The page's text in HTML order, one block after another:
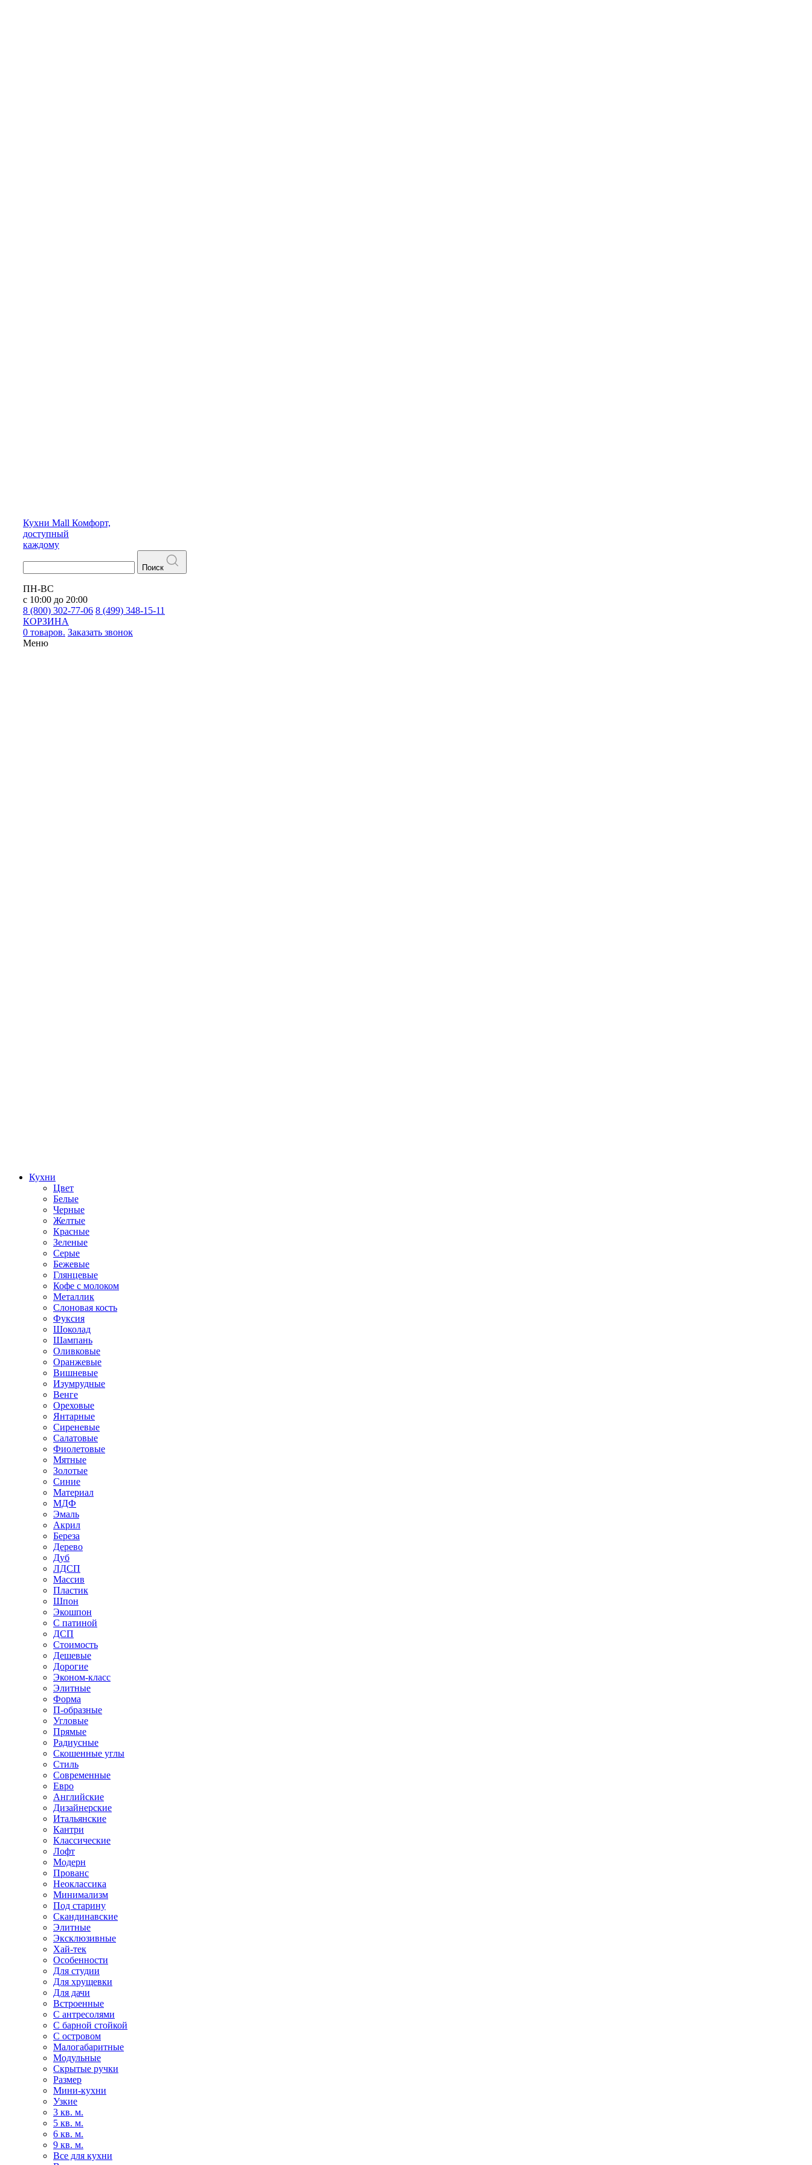
Кухни Mall Комфорт,
доступный
каждому
Поиск
ПН-ВС
с 10:00 до 20:00
8 (800) 302-77-06 8 (499) 348-15-11
КОРЗИНА
0 товаров. Заказать звонок
Меню
Кухни
Цвет
Белые
Черные
Желтые
Красные
Зеленые
Серые
Бежевые
Глянцевые
Кофе с молоком
Металлик
Слоновая кость
Фуксия
Шоколад
Шампань
Оливковые
Оранжевые
Вишневые
Изумрудные
Венге
Ореховые
Янтарные
Сиреневые
Салатовые
Фиолетовые
Мятные
Золотые
Синие
Материал
МДФ
Эмаль
Акрил
Береза
Дерево
Дуб
ЛДСП
Массив
Пластик
Шпон
Экошпон
С патиной
ДСП
Стоимость
Дешевые
Дорогие
Эконом-класс
Элитные
Форма
П-образные
Угловые
Прямые
Радиусные
Скошенные углы
Стиль
Современные
Евро
Английские
Дизайнерские
Итальянские
Кантри
Классические
Лофт
Модерн
Прованс
Неоклассика
Минимализм
Под старину
Скандинавские
Элитные
Эксклюзивные
Хай-тек
Особенности
Для студии
Для хрущевки
Для дачи
Встроенные
С антресолями
С барной стойкой
С островом
Малогабаритные
Модульные
Скрытые ручки
Размер
Мини-кухни
Узкие
3 кв. м.
5 кв. м.
6 кв. м.
9 кв. м.
Все для кухни